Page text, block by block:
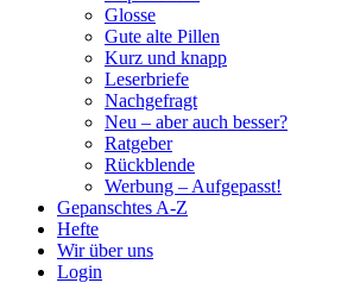
Glosse
Gute alte Pillen
Kurz und knapp
Leserbriefe
Nachgefragt
Neu – aber auch besser?
Ratgeber
Rückblende
Werbung – Aufgepasst!
Gepanschtes A-Z
Hefte
Wir über uns
Login